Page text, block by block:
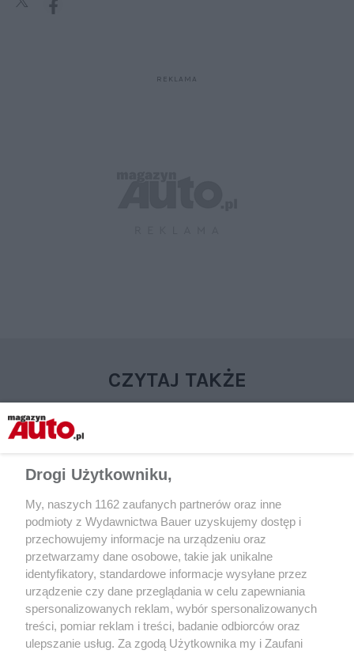
CZYTAJ TAKŻE
AUTA KLASYCZNE
Mitsubishi Lancer Evo VIII i Subaru
Impreza WRX STi – mistrzowie
zakrętów. Uwielbiani i wciąż
w formie
UŻYWANE
Używane Mitsubishi.
japońska
wybór modeli
Drogi Użytkowniku,
My, naszych 1162 zaufanych partnerów oraz inne
podmioty z Wydawnictwa Bauer uzyskujemy dostęp i
przechowujemy informacje na urządzeniu oraz
przetwarzamy dane osobowe, takie jak unikalne
identyfikatory, standardowe informacje wysyłane przez
urządzenie czy dane przeglądania w celu zapewniania
spersonalizowanych reklam, wybór spersonalizowanych
treści, pomiar reklam i treści, badanie odbiorców oraz
ulepszanie usług. Za zgodą Użytkownika my i Zaufani